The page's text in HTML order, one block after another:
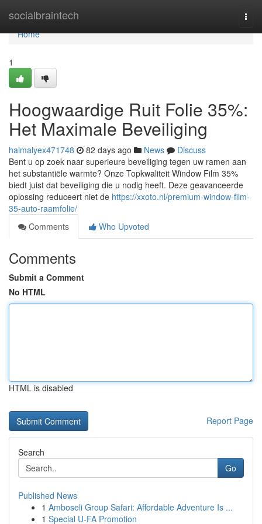
socialbraintech
Home
Home
1
Hoogwaardige Ruit Folie 35%:
Het Maximale Beveiliging
haimalyex471748 82 days ago News
Discuss
Bent u op zoek naar superieure beveiliging tegen uw ramen aan
het substantiële warmte? Onze Topkwaliteit Window Film 35%
biedt juist dat beveiliging die u nodig heeft. Deze geavanceerde
oplossing reduceert niet de https://xxoto.nl/premium-window-film-
35-auto-raamfolie/
Comments
Who Upvoted
Comments
Submit a Comment
No HTML
HTML is disabled
Report Page
Search
Go
Published News
1 Amboseli Group Safari: Affordable Adventure Is ...
1 Special U-FA Promotion